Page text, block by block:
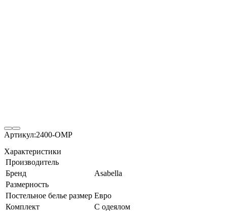
Артикул:2400-OMP
Характеристики
Производитель
Бренд
Asabella
Размерность
Постельное белье размер Евро
Комплект
С одеялом